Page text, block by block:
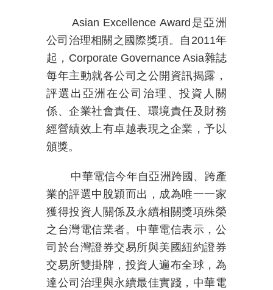
Asian Excellence Award 是亞洲
公司治理相關之國際獎項。自 2011年
起， Corporate Governance Asia雜誌
每年主動就各公司之公開資訊揭露，
評選出亞洲在公司治理、投資人關
係、企業社會責任、環境責任及財務
經營績效上有卓越表現之企業，予以
頒獎。
中華電信今年自亞洲跨國、跨產
業的評選中脫穎而出，成為唯一一家
獲得投資人關係及永續相關獎項殊榮
之台灣電信業者。中華電信表示，公
司於台灣證券交易所與美國紐約證券
交易所雙掛牌，投資人遍布全球，為
達公司治理與永續最佳實踐，中華電